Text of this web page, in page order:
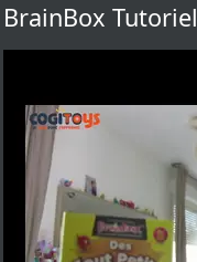
BrainBox Tutoriel